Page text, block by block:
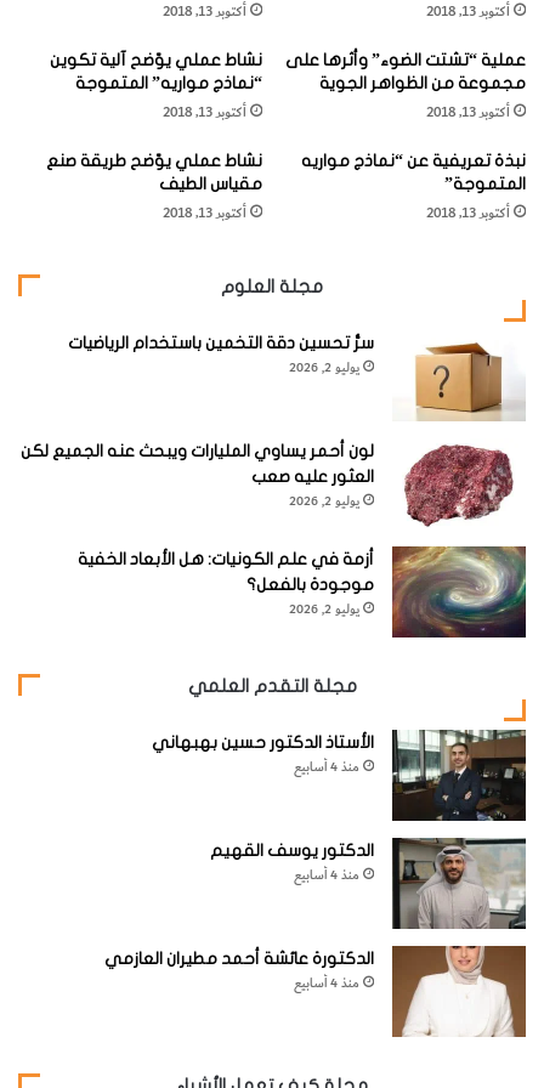
علَى أنَّ ما يثيرُ الاهتِمامَ في كوكبِ عُطارِدٍ بِصورةٍ خاصَّةٍ، لَيْسَ كونَهُ
بِلا هواءٍ، ولا كوْنَ سطحِهِ مشابِهًا لِقَمَرِ الأَرْضِ، بَلْ كونُهُ متفرِّدًا بين
بَقِيَّةِ كواكِبِالمجموعَةِ الشَّمْسِيَّةِ
بِتَرْكيبٍ خاصٍّ.
فإذا ما اسْتَثْنَيْنَا تأثيراتِ الجَاذِبِيَّةِ الّتي تَضْغَطُ وتُكَثِّفُ الكواكِبَ
الكبيرةَ أَكْثَرَ مِمَّا تَفْعَلُ بالكواكِبِ الصَّغيرَةِ، فإنَّ عُطارِدًا يُعَدُّ أَكْثَفَ
ويَعْتَقِدُ العلماءُ أَنَّه يَتَأَلَّفُ في 60 – 70 بالمِئةِ مِنْه من الحَديدِ الّذي
يَتَرَكَّزُ أَكثرُهُ في قَلْبٍ هائِلٍ الحجمِ يَشْغَلُ نَحْوَ ثلاثَةِ أرباعِ حَجْمِ
الكَوْكَبِ الّذي قُطْرُهُ حوالَيْ 4880 كيلومترًا.
أمَّا الصُّخورُ فمحصورةٌ في قِشْـرَةٍ خارجِيَّةٍ رقيقَةٍ نِسْبِيًّا. وهَذَا يَعْني
أَنَّ عُطارِدًا يحتوِي علَى لُبٍّ حَديديٍّ رُبَّما كان أكبرَ مِنْ لُبِّالأَرْضِ
وكَوْكَبُ
عُطارِدٍ أَسْرَعُ
حَرَكَةً حَوْلَ
الشَّمْسِ،
وتَبْلُغُ كثافَتُهُ
في المُتَوَسِّطِ
5.1 جرام
لكلِّ سنتيمترٍ
مكَعَّبٍ
(مُقارَنَةً
ع
ا
ف
ي
"
"
د
ى
ا
إ
ن
س
أكتوبر 13, 2018 أكتوبر 13, 2018
عملية “تشتت الضوء” وأثرها على
مجموعة من الظواهر الجوية
أكتوبر 13, 2018
نشاط عملي يوّضح آلية تكوين
“نماذج مواريه” المتموجة
أكتوبر 13, 2018
نبذة تعريفية عن “نماذج مواريه
المتموجة”
أكتوبر 13, 2018
نشاط عملي يوّضح طريقة صنع
مقياس الطيف
أكتوبر 13, 2018
مجلة العلوم
سرُّ تحسين دقة التخمين باستخدام الرياضيات
يوليو 2, 2026
لون أحمر يساوي المليارات ويبحث عنه الجميع لكن
العثور عليه صعب
يوليو 2, 2026
أزمة في علم الكونيات: هل الأبعاد الخفية
موجودة بالفعل؟
يوليو 2, 2026
مجلة التقدم العلمي
الأستاذ الدكتور حسين بهبهاني
منذ 4 أسابيع
الدكتور يوسف القهيم
منذ 4 أسابيع
الدكتورة عائشة أحمد مطيران العازمي
منذ 4 أسابيع